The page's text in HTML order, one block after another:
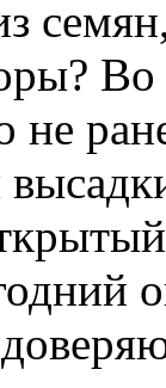
Во
не